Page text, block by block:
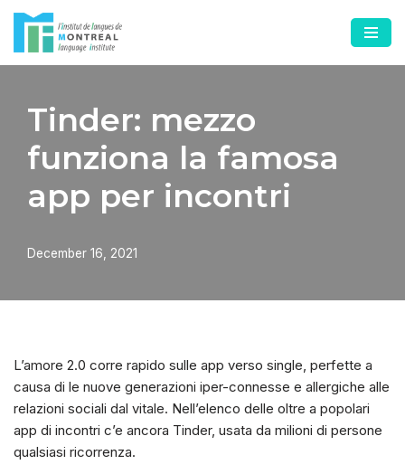
Skip
to
Tinder: mezzo
funziona la famosa
app per incontri
December 16, 2021
L’amore 2.0 corre rapido sulle app verso single, perfette a
causa di le nuove generazioni iper-connesse e allergiche alle
relazioni sociali dal vitale. Nell’elenco delle oltre a popolari
app di incontri c’e ancora Tinder, usata da milioni di persone
qualsiasi ricorrenza.